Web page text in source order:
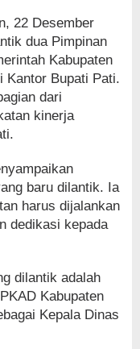
22 Desember
dua Pimpinan
Kabupaten
Kantor Bupati Pati.
dari
kinerja
baru dilantik. Ia
harus dijalankan
dedikasi kepada
dilantik adalah
Kabupaten
Kepala Dinas